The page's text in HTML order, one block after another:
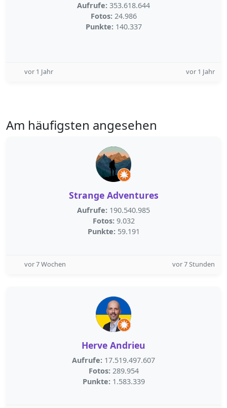
Aufrufe: 353.618.644
Fotos: 24.986
Punkte: 140.337
vor 1 Jahr vor 1 Jahr
Am häufigsten angesehen
Strange Adventures
Aufrufe: 190.540.985
Fotos: 9.032
Punkte: 59.191
vor 7 Wochen vor 7 Stunden
Herve Andrieu
Aufrufe: 17.519.497.607
Fotos: 289.954
Punkte: 1.583.339